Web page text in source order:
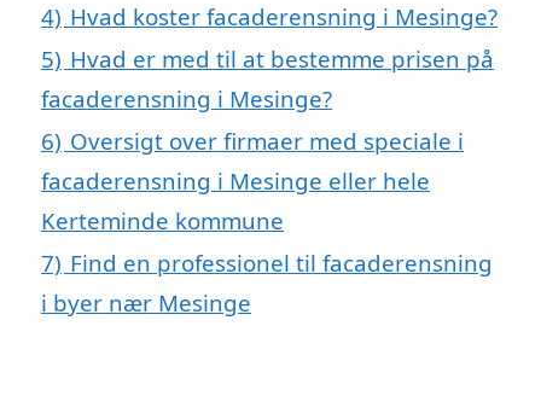
4) Hvad koster facaderensning i Mesinge?
5) Hvad er med til at bestemme prisen på
facaderensning i Mesinge?
6) Oversigt over firmaer med speciale i
facaderensning i Mesinge eller hele
Kerteminde kommune
7) Find en professionel til facaderensning
i byer nær Mesinge